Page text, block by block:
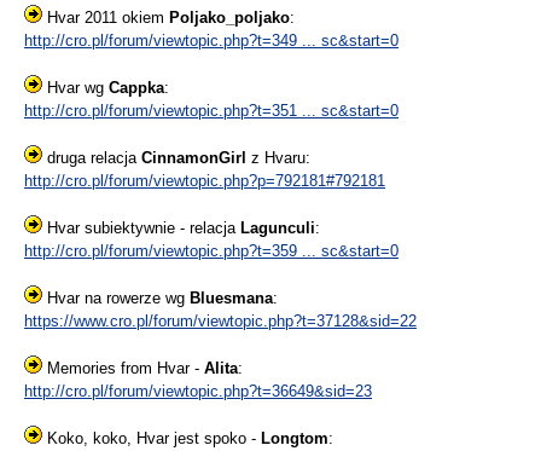
Hvar 2011 okiem Poljako_poljako:
http://cro.pl/forum/viewtopic.php?t=349 ... sc&start=0
Hvar wg Cappka:
http://cro.pl/forum/viewtopic.php?t=351 ... sc&start=0
druga relacja CinnamonGirl z Hvaru:
http://cro.pl/forum/viewtopic.php?p=792181#792181
Hvar subiektywnie - relacja Lagunculi:
http://cro.pl/forum/viewtopic.php?t=359 ... sc&start=0
Hvar na rowerze wg Bluesmana:
https://www.cro.pl/forum/viewtopic.php?t=37128&sid=22
Memories from Hvar - Alita:
http://cro.pl/forum/viewtopic.php?t=36649&sid=23
Koko, koko, Hvar jest spoko - Longtom: